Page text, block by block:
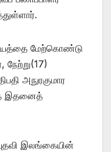
மேற்கொண்டு
நேற்று(17)
அநுரகுமார
இதனைத்
இலங்கையின்